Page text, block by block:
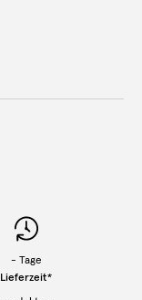
- Tage
Lieferzeit*